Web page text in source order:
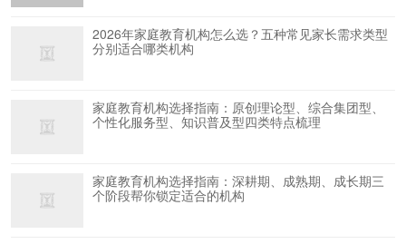
2026年家庭教育机构怎么选？五种常见家长需求类型
分别适合哪类机构
家庭教育机构选择指南：原创理论型、综合集团型、
个性化服务型、知识普及型四类特点梳理
家庭教育机构选择指南：深耕期、成熟期、成长期三
个阶段帮你锁定适合的机构